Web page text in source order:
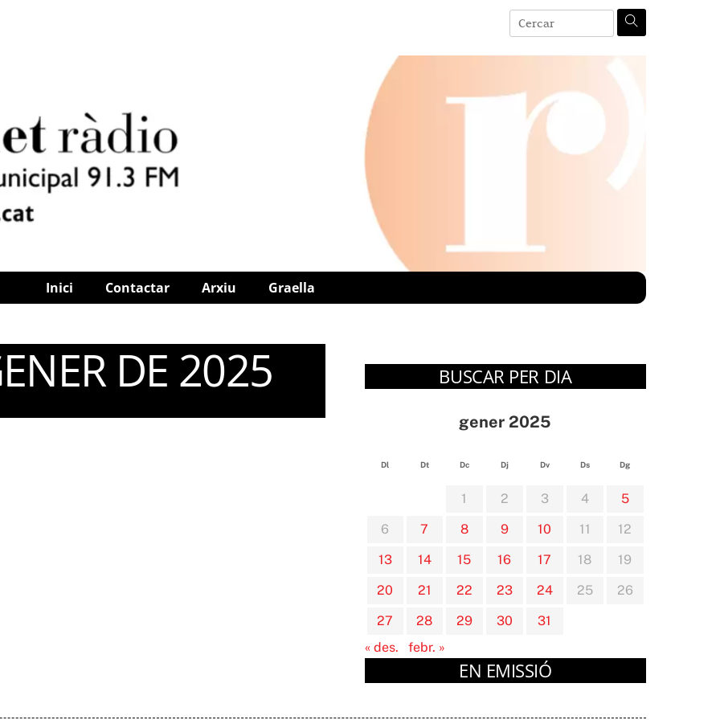
Inici Contactar Arxiu Graella
DE 2025 BUSCAR PER DIA
gener 2025
Dl Dt Dc Dj Dv Ds Dg
1 2 3 4
5
6
7 8 9 10 11
12
13
14 15 16 17 18
19
20
21 22 23 24 25
26
27
28 29 30
31
« des.
febr. »
EN EMISSIÓ